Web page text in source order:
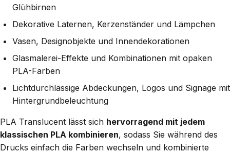
Glühbirnen
Dekorative Laternen, Kerzenständer und Lämpchen
Vasen, Designobjekte und Innendekorationen
Glasmalerei-Effekte und Kombinationen mit opaken
PLA-Farben
Lichtdurchlässige Abdeckungen, Logos und Signage mit
Hintergrundbeleuchtung
PLA Translucent lässt sich hervorragend mit jedem
klassischen PLA kombinieren, sodass Sie während des
Drucks einfach die Farben wechseln und kombinierte